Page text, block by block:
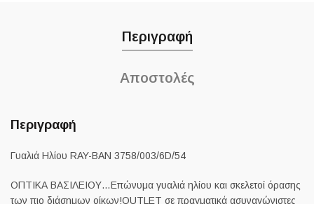
Περιγραφή
Αποστολές
Περιγραφή
Γυαλιά Ηλίου RAY-BAN 3758/003/6D/54
ΟΠΤΙΚΑ ΒΑΣΙΛΕΙΟΥ…Επώνυμα γυαλιά ηλίου και σκελετοί όρασης
των πιο διάσημων οίκων!OUTLET σε πραγματικά ασυναγώνιστες